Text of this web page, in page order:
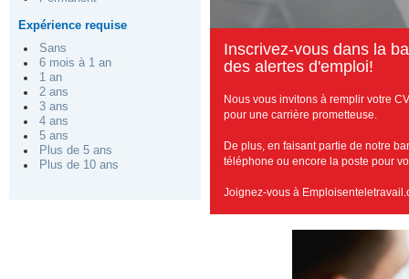
Expérience requise
Sans
6 mois à 1 an
1 an
2 ans
3 ans
4 ans
5 ans
Plus de 5 ans
Plus de 10 ans
Inscrivez-vous dans la
des alertes d'emploi!
Nous vous invitons à remplir votre
pour une carrière prometteuse.
De plus, en faisant partie de notre
téléphone ou encore la poste pour
Joignez-vous à